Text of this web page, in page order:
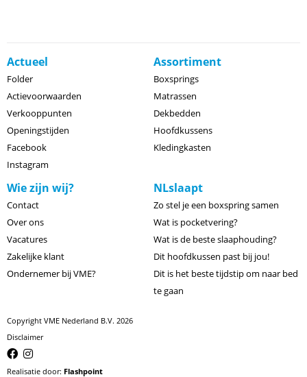
Actueel
Folder
Actievoorwaarden
Verkooppunten
Openingstijden
Facebook
Instagram
Assortiment
Boxsprings
Matrassen
Dekbedden
Hoofdkussens
Kledingkasten
Wie zijn wij?
Contact
Over ons
Vacatures
Zakelijke klant
Ondernemer bij VME?
NLslaapt
Zo stel je een boxspring samen
Wat is pocketvering?
Wat is de beste slaaphouding?
Dit hoofdkussen past bij jou!
Dit is het beste tijdstip om naar bed
te gaan
Copyright VME Nederland B.V. 2026
Disclaimer
Realisatie door: Flashpoint